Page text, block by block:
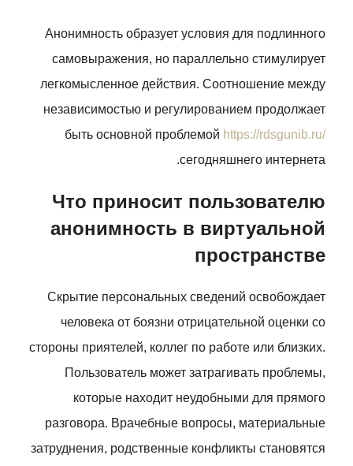
Анонимность образует условия для подлинного
самовыражения, но параллельно стимулирует
легкомысленное действия. Соотношение между
независимостью и регулированием продолжает
быть основной проблемой https://rdsgunib.ru/
сегодняшнего интернета.
Что приносит пользователю
анонимность в виртуальной
пространстве
Скрытие персональных сведений освобождает
человека от боязни отрицательной оценки со
стороны приятелей, коллег по работе или близких.
Пользователь может затрагивать проблемы,
которые находит неудобными для прямого
разговора. Врачебные вопросы, материальные
затруднения, родственные конфликты становятся